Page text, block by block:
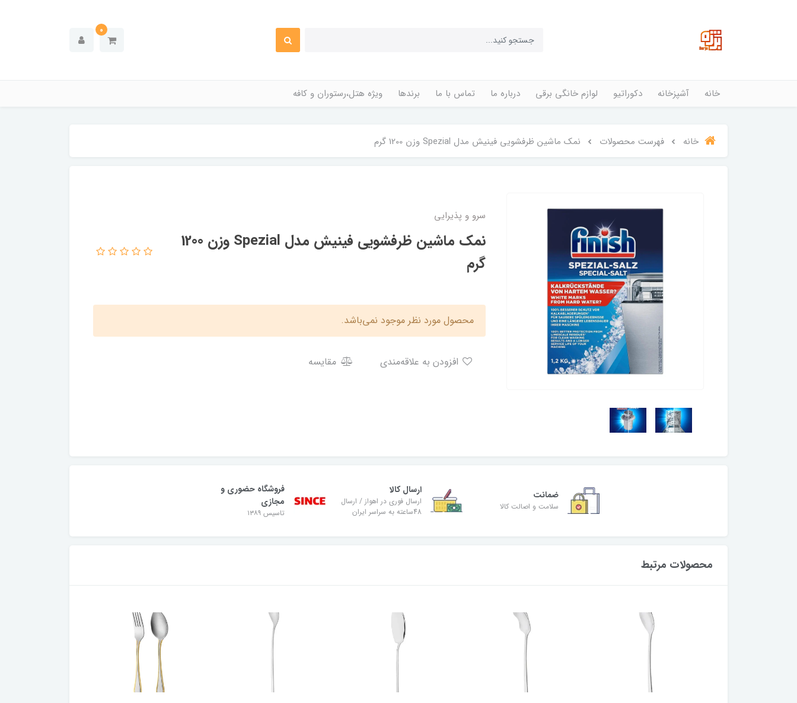
0
خانه آشپزخانه دکوراتیو لوازم خانگی برقی درباره ما تماس با ما برندها ویژه هتل،رستوران و کافه
خانه فهرست محصولات نمک ماشین ظرفشویی فینیش مدل Spezial وزن 1200 گرم
سرو و پذیرایی
نمک ماشین ظرفشویی فینیش مدل Spezial وزن 1200
گرم
محصول مورد نظر موجود نمی‌باشد.
مقایسه
ضمانت
سلامت و اصالت کالا
ارسال کالا
ارسال فوری در اهواز / ارسال
48ساعته به سراسر ایران
فروشگاه حضوری و
مجازی
تاسیس ۱۳۸۹
محصولات مرتبط